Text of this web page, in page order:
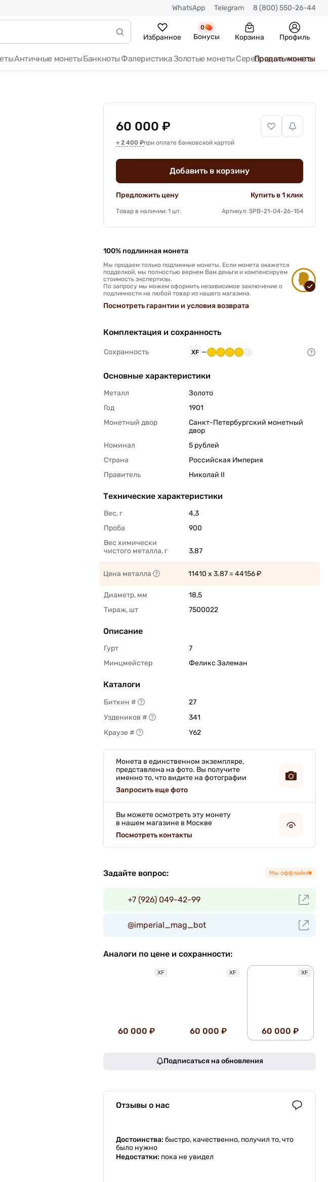
WhatsApp Telegram 8 (800) 550-26-44
Избранное
0
Бонусы Корзина Профиль
Античные монетыБанкноты ФалеристикаЗолотые монеты Серебряные монеты
Продать монеты
60 000 ₽
+ 2 400 ₽при оплате банковской картой
Добавить в корзину
Предложить цену Купить в 1 клик
Товар в наличии: 1 шт. Артикул: SPB-21-04-26-154
100% подлинная монета
Мы продаем только подлинные монеты. Если монета окажется
подделкой, мы полностью вернем Вам деньги и компенсируем
стоимость экспертизы.
По запросу мы можем оформить независимое заключение о
подлинности на любой товар из нашего магазина.
Посмотреть гарантии и условия возврата
Комплектация и сохранность
Сохранность XF —
Основные характеристики
Металл
Золото
Год
1901
Монетный двор
Санкт-Петербургский монетный
двор
Номинал
5 рублей
Страна
Российская Империя
Правитель
Николай II
Технические характеристики
Вес, г
4,3
Проба
900
Вес химически
чистого металла, г
3,87
Цена металла 11410 x 3.87 = 44156 ₽
Диаметр, мм
18,5
Тираж, шт
7500022
Описание
Гурт
7
Минцмейстер
Феликс Залеман
Каталоги
Биткин #
27
Уздеников #
341
Краузе #
Y62
Монета в единственном экземпляре,
представлена на фото. Вы получите
именно то, что видите на фотографии
Запросить еще фото
Вы можете осмотреть эту монету
в нашем магазине в Москве
Посмотреть контакты
Задайте вопрос: Мы оффлайн!
+7 (926) 049-42-99
@imperial_mag_bot
Аналоги по цене и сохранности:
XF
60 000 ₽
XF
60 000 ₽
XF
60 000 ₽
Подписаться на обновления
Отзывы о нас
Достоинства: быстро, качественно, получил то, что
было нужно
Недостатки: пока не увидел